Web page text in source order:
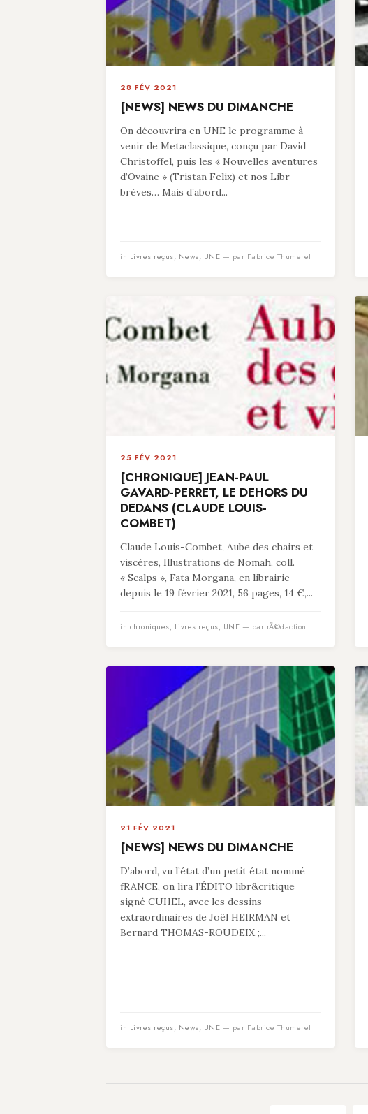
28 FÉV 2021
[NEWS] NEWS DU DIMANCHE
On découvrira en UNE le programme à
venir de Metaclassique, conçu par David
Christoffel, puis les « Nouvelles aventures
d’Ovaine » (Tristan Felix) et nos Libr-
brèves… Mais d’abord...
in Livres reçus, News, UNE — par Fabrice Thumerel
25 FÉV 2021
[CHRONIQUE] JEAN-PAUL
GAVARD-PERRET, LE DEHORS DU
DEDANS (CLAUDE LOUIS-
COMBET)
Claude Louis-Combet, Aube des chairs et
viscères, Illustrations de Nomah, coll.
« Scalps », Fata Morgana, en librairie
depuis le 19 février 2021, 56 pages, 14 €,...
in chroniques, Livres reçus, UNE — par rÃ©daction
21 FÉV 2021
[NEWS] NEWS DU DIMANCHE
D’abord, vu l’état d’un petit état nommé
fRANCE, on lira l’ÉDITO libr&critique
signé CUHEL, avec les dessins
extraordinaires de Joël HEIRMAN et
Bernard THOMAS-ROUDEIX ;...
in Livres reçus, News, UNE — par Fabrice Thumerel